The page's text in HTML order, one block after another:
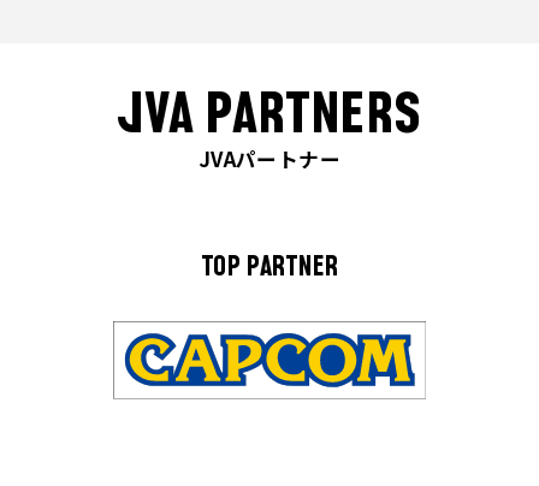
JVA PARTNERS
JVAパートナー
TOP PARTNER